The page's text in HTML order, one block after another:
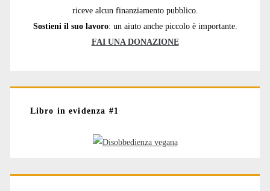
riceve alcun finanziamento pubblico.
Sostieni il suo lavoro: un aiuto anche piccolo è importante.
FAI UNA DONAZIONE
Libro in evidenza #1